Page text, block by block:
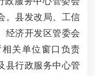
。县发改局、工信
经济开发区管委会
关单位窗口负责
县行政服务中心管